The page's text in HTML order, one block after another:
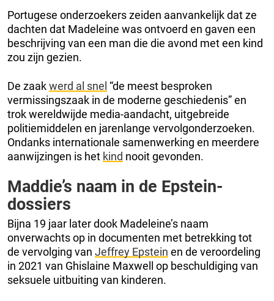
Portugese onderzoekers zeiden aanvankelijk dat ze
dachten dat Madeleine was ontvoerd en gaven een
beschrijving van een man die die avond met een kind
zou zijn gezien.
De zaakwerd al snel “de meest besproken
vermissingszaak in de moderne geschiedenis” en
trok wereldwijde media-aandacht, uitgebreide
politiemiddelen en jarenlange vervolgonderzoeken.
Ondanks internationale samenwerking en meerdere
aanwijzingen is het kind nooit gevonden.
Maddie’s naam in de Epstein-
dossiers
Bijna 19 jaar later dook Madeleine’s naam
onverwachts op in documenten met betrekking tot
de vervolging van Jeffrey Epstein en de veroordeling
in 2021 van Ghislaine Maxwell op beschuldiging van
seksuele uitbuiting van kinderen.